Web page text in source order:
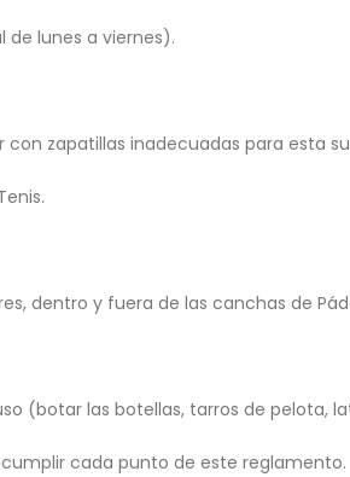
de lunes a viernes).
zapatillas inadecuadas para esta
dentro y fuera de las canchas de
(botar las botellas, tarros de pelota,
cada punto de este reglamento.